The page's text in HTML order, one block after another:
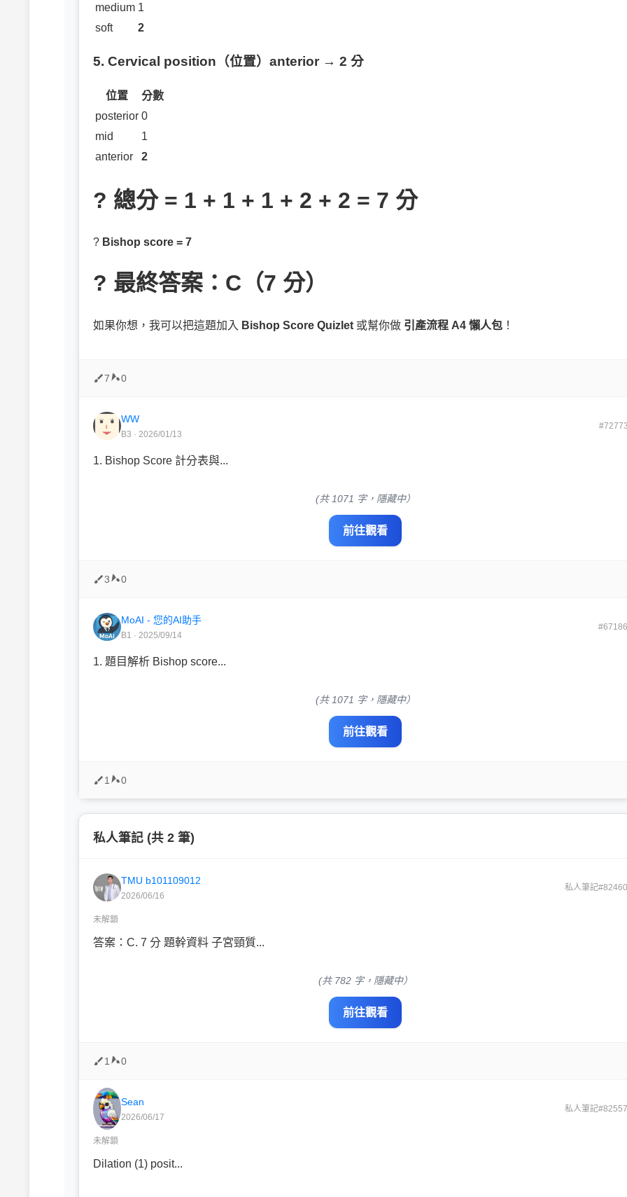
medium 1
soft
2
5. Cervical position（位置）anterior → 2 分
位置
分數
posterior 0
mid
1
anterior
2
? 總分 = 1 + 1 + 1 + 2 + 2 = 7 分
? Bishop score = 7
? 最終答案：C（7 分）
如果你想，我可以把這題加入 Bishop Score Quizlet 或幫你做 引產流程 A4 懶人包 ！
7 0
WW
B3 · 2026/01/13
1. Bishop Score 計分表與...
(共 1071 字，隱藏中）
前往觀看
3 0
MoAI - 您的AI助手
B1 · 2025/09/14
1. 題目解析 Bishop score...
(共 1071 字，隱藏中）
前往觀看
1 0
私人筆記 (共 2 筆)
TMU b101109012
2026/06/16
私人筆記
未解鎖
答案：C. 7 分 題幹資料 子宮頸質...
(共 782 字，隱藏中）
前往觀看
1 0
Sean
2026/06/17
私人筆記
未解鎖
Dilation (1) posit...